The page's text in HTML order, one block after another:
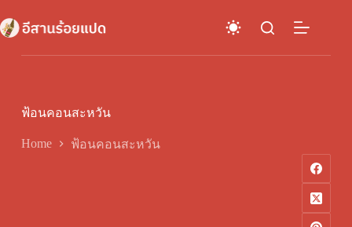
to
content
ฟ้อนคอนสะหวัน
Home ฟ้อนคอนสะหวัน